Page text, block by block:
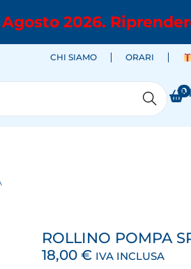
2026.
CHI SIAMO ORARI
Cerca
0
ROLLINO POMPA
18,00 € IVA INCLUSA